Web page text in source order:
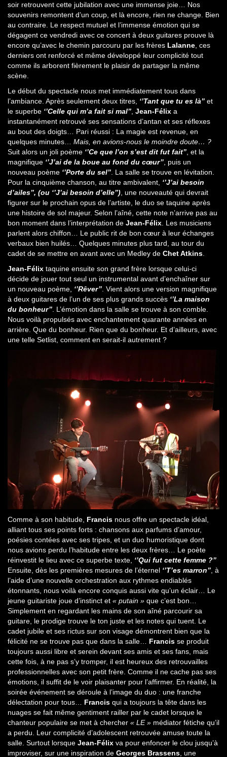
soir retrouvent cette jubilation avec une immense joie… Nos
souvenirs remontent d’un coup, et là encore, rien ne change. Bien
au contraire. Le respect mutuel et l’immense émotion qui se
dégagent ce vendredi avec ce concert à deux guitares prouve là
encore qu’avec le chemin parcouru par les frères Lalanne , ces
derniers ont renforcé et même développé leur complicité tout
comme ils arborent fièrement le plaisir de partager la même
scène.
Le début du spectacle nous met immédiatement tous dans
l’ambiance. Après seulement deux titres, ‘’Tant que tu es là’’ et
le superbe ‘’Celle qui m’a fait si mal’’ Jean-Félix a
instantanément retrouvé ses sensations d’antan et ses réflexes
au bout des doigts… Pari réussi : La magie est revenue, en
quelques minutes… Mais, en avions-nous le moindre doute… ?
Suit alors un joli poème ‘’Ce que l’on s’est dit fut fait’’ , et la
magnifique ‘’J’ai de la boue au fond du cœur’’ , puis un
nouveau poème ‘’Porte du sel’’ . La salle se trouve en lévitation.
Pour la cinquième chanson, au titre ambivalent, ‘’J’ai besoin
d’ailes’’, (ou ‘’J’ai besoin d’elle’’) , une nouveauté qui devrait
figurer sur le prochain opus de l’artiste, le duo se taquine après
une histoire de sol majeur. Selon l’aîné, cette note n’arrive pas au
bon moment dans l’interprétation de Jean-Félix . Les musiciens
parlent alors chiffon… Le public rit de bon cœur à leur échanges
verbaux bien huilés… Quelques minutes plus tard, au tour du
cadet de se mettre en avant avec un Medley de Chet Atkins
Jean-Félix taquine ensuite son grand frère lorsque celui-ci
décide de jouer tout seul un instrumental avant d’enchaîner sur
un nouveau poème, ‘’Rêver’’ . Vient alors une version magnifique
à deux guitares de l’un de ses plus grands succès ‘’La maison
du bonheur’’ . L’émotion dans la salle se trouve à son comble.
Nous voilà propulsés avec enchantement quarante années en
arrière. Que du bonheur. Rien que du bonheur. Et d’ailleurs, avec
une telle Setlist, comment en serait-il autrement ?
Comme à son habitude, Francis nous offre un spectacle idéal,
alliant tous ses points forts : chansons aux parfums d’amour,
poésies contées avec ses tripes, et un duo humoristique dont
nous avions perdu l’habitude entre les deux frères… Le poète
réinvestit le lieu avec ce superbe texte, ‘’Qui fut cette femme ?’’
Ensuite, dès les premières mesures de l’éternel ‘’T’es marron’’ , à
l’aide d’une nouvelle orchestration aux rythmes endiablés
étonnants, nous voilà encore conquis aussi vite qu’un éclair… Le
jeune guitariste joue d’instinct et « putain » que c’est bon…
Simplement en regardant les mains de son aîné parcourir sa
guitare, le prodige trouve le ton juste et les notes qui tuent. Le
cadet jubile et ses rictus sur son visage démontrent bien que la
félicité ne se trouve pas que dans la salle… Francis se produit
toujours aussi libre et serein devant ses amis et ses fans, mais
cette fois, à ne pas s’y tromper, il est heureux des retrouvailles
professionnelles avec son petit frère. Comme il ne cache pas ses
émotions, il suffit de le voir plaisanter pour l’affirmer. En réalité, la
soirée événement se déroule à l’image du duo : une franche
délectation pour tous… Francis qui a toujours la tête dans les
nuages se fait même gentiment railler par le cadet lorsque le
chanteur populaire se met à chercher « LE » médiator fétiche qu’il
a perdu. Leur complicité d’adolescent retrouvée amuse toute la
salle. Surtout lorsque Jean-Félix va pour enfoncer le clou jusqu’à
improviser, sur une inspiration de Georges Brassens , une